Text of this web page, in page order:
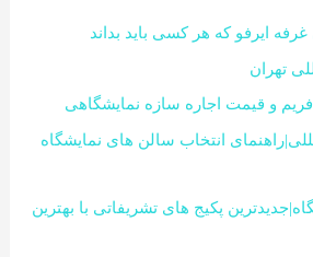
ایرفو که هر کسی باید بداند
تهران
و قیمت اجاره سازه نمایشگاهی
انتخاب سالن های نمایشگاه
پکیج های تشریفاتی با بهترین